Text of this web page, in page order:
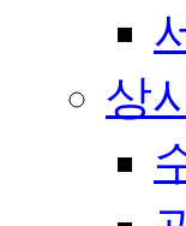
상